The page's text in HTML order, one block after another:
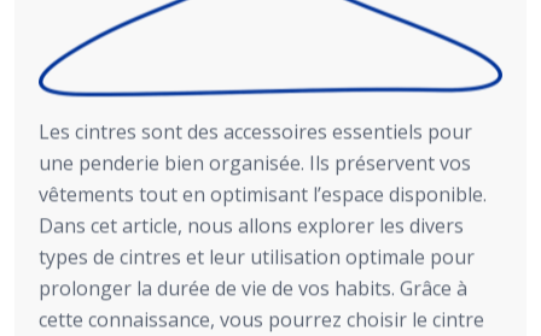
Les cintres sont des accessoires essentiels pour
une penderie bien organisée. Ils préservent vos
vêtements tout en optimisant l’espace disponible.
Dans cet article, nous allons explorer les divers
types de cintres et leur utilisation optimale pour
prolonger la durée de vie de vos habits. Grâce à
cette connaissance, vous pourrez choisir le cintre